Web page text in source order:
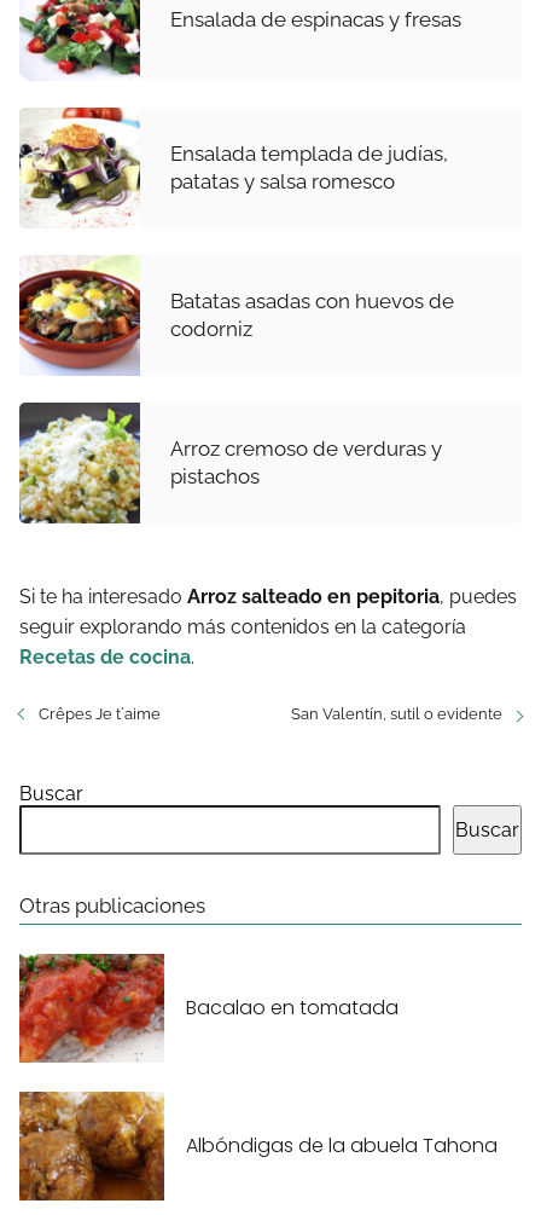
Ensalada de espinacas y fresas
Ensalada templada de judías,
patatas y salsa romesco
Batatas asadas con huevos de
codorniz
Arroz cremoso de verduras y
pistachos
Si te ha interesado Arroz salteado en pepitoria, puedes
seguir explorando más contenidos en la categoría
Recetas de cocina.
Crêpes Je t´aime San Valentín, sutil o evidente
Buscar
Buscar
Otras publicaciones
Bacalao en tomatada
Albóndigas de la abuela Tahona